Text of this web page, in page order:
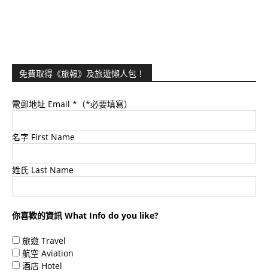
免費取得《旅報》及旅遊懶人包！
電郵地址 Email *（*必要填寫）
名字 First Name
姓氏 Last Name
你喜歡的資訊 What Info do you like?
旅遊 Travel
航空 Aviation
酒店 Hotel